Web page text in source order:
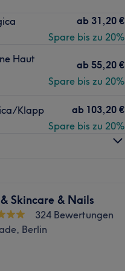
auf Wohlgefühl trifft
– Ihrem exklusiven
natürlich strahlende
mit einem feinen
Haut neue Spannkraft,
wird präzise auf Ihren
Wellness-
Auszeit – für innere Ruhe
ab 31,20 €
Spare bis zu 20%
Haut
ab 55,20 €
Spare bis zu 20%
Klapp
ab 103,20 €
Spare bis zu 20%
Skincare & Nails
324 Bewertungen
Berlin